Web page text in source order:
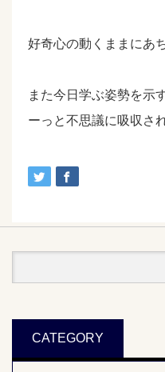
好奇心の動くままにあ
また今日学ぶ姿勢を示
ーっと不思議に吸収さ
CATEGORY